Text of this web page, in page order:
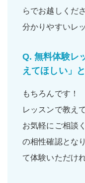
らでお越しくだ
分かりやすいレ
Q. 無料体験レ
えてほしい」
もちろんです！
レッスンで教え
お気軽にご相談
の相性確認とな
て体験いただけ